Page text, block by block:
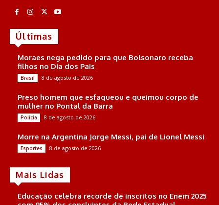
Últimas
Moraes nega pedido para que Bolsonaro receba
filhos no Dia dos Pais
Brasil 8 de agosto de 2026
Preso homem que esfaqueou e queimou corpo de
mulher no Pontal da Barra
Polícia 8 de agosto de 2026
Morre na Argentina Jorge Messi, pai de Lionel Messi
Esportes 8 de agosto de 2026
Mais Lidas
Educação celebra recorde de inscritos no Enem 2025